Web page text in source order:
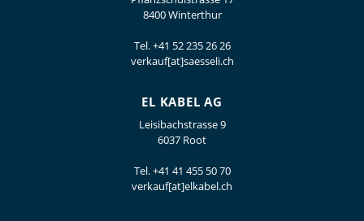
8400 Winterthur
Tel.+41 52 235 26 26
verkauf[at]saesseli.ch
EL KABEL AG
Leisibachstrasse 9
6037 Root
Tel.+41 41 455 50 70
verkauf[at]elkabel.ch